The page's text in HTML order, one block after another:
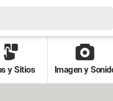
y Sitios Imagen y